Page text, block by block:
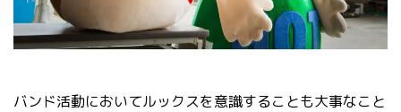
バンド活動においてルックスを意識することも大事なこと